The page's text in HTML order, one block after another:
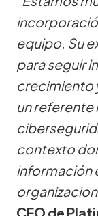
equipo. Su
para seguir
crecimiento
un referente
contexto
información
CEO de